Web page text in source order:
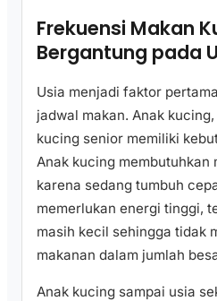
Frekuensi Makan
Bergantung pada
Usia menjadi faktor
jadwal makan. Anak
kucing senior memiliki
Anak kucing membutuhkan
karena sedang tumbuh
memerlukan energi tinggi,
masih kecil sehingga tidak
makanan dalam jumlah
Anak kucing sampai usia